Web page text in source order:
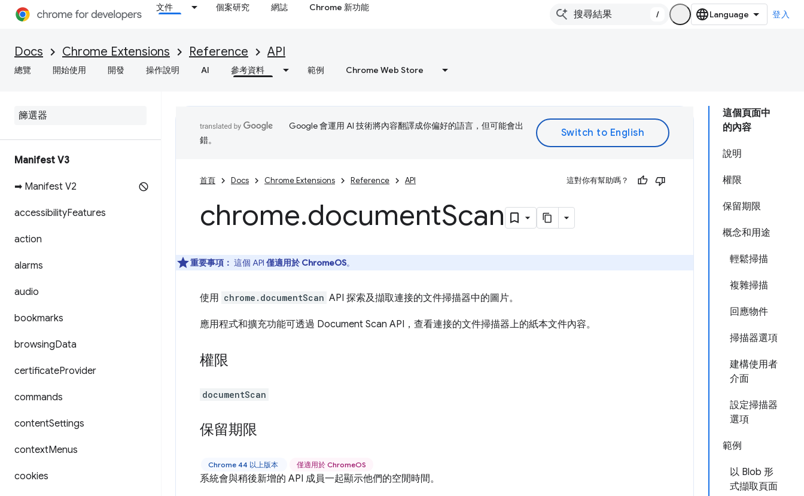
文件 個案研究 網誌 Chrome 新功能
/ 登入
Docs Chrome Extensions Reference API
總覽 開始使用 開發 操作說明 AI 參考資料 範例 Chrome Web Store
Manifest V3
➡ Manifest V2
accessibilityFeatures
action
alarms
audio
bookmarks
browsingData
certificateProvider
commands
contentSettings
contextMenus
cookies
這個頁面中
的內容
說明
權限
保留期限
概念和用途
輕鬆掃描
複雜掃描
回應物件
掃描器選項
建構使用者
介面
設定掃描器
選項
範例
以 Blob 形
式擷取頁面
Google 會運用 AI 技術將內容翻譯成你偏好的語言，但可能會出
錯。
首頁 Docs Chrome Extensions Reference API 這對你有幫助嗎？
chrome.documentScan
重要事項： 這個 API 僅適用於 ChromeOS。
使用 chrome.documentScan API 探索及擷取連接的文件掃描器中的圖片。
應用程式和擴充功能可透過 Document Scan API，查看連接的文件掃描器上的紙本文件內容。
權限
documentScan
保留期限
Chrome 44 以上版本 僅適用於 ChromeOS
系統會與稍後新增的 API 成員一起顯示他們的空閒時間。